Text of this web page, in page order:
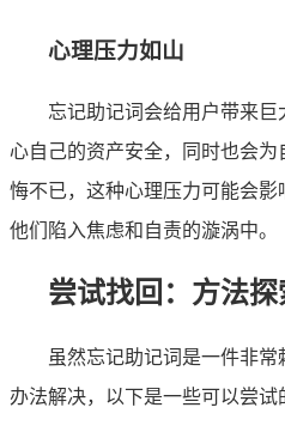
心理压力如山
忘记助记词会给用户带来
心自己的资产安全，同时也会
悔不已，这种心理压力可能会
他们陷入焦虑和自责的漩涡中。
尝试找回：方法探
虽然忘记助记词是一件非
办法解决，以下是一些可以尝试